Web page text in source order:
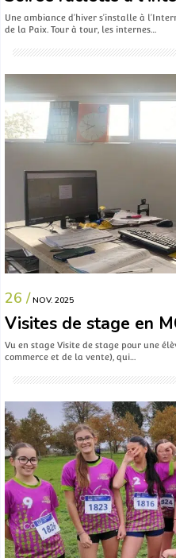
Une ambiance d’hiver s’installe à
de la Paix. Tour à tour, les internes…
26 / NOV. 2025
Visites de stage en
Vu en stage Visite de stage pour une
commerce et de la vente), qui…